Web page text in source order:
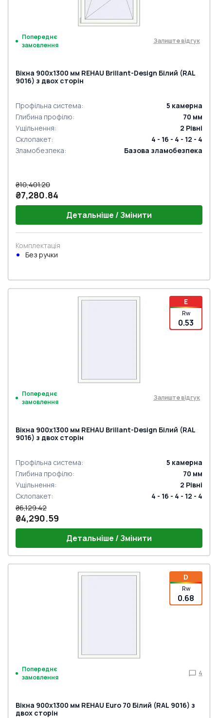
Попереднє
замовлення
Залиште відгук
Вікна 900x1300 мм REHAU Brillant-Design Білий (RAL
9016) з двох сторін
Профільна система: 5 камерна
Глибина профілю: 70 мм
Ущільнення: 2 Рівні
Склопакет:
4 - 16 - 4 - 12 - 4
Зламобезпека: Базова зламобезпека
₴10,401.20
₴7,280.84
Детальніше / Змінити
Комплектація
Без ручки
E
Rw
0.53
Попереднє
замовлення
Залиште відгук
Вікна 900x1300 мм REHAU Brillant-Design Білий (RAL
9016) з двох сторін
Профільна система: 5 камерна
Глибина профілю: 70 мм
Ущільнення: 2 Рівні
Склопакет:
4 - 16 - 4 - 12 - 4
₴6,129.42
₴4,290.59
Детальніше / Змінити
D
Rw
0.68
Попереднє
замовлення
4
Вікна 900x1300 мм REHAU Euro 70 Білий (RAL 9016) з
двох сторін